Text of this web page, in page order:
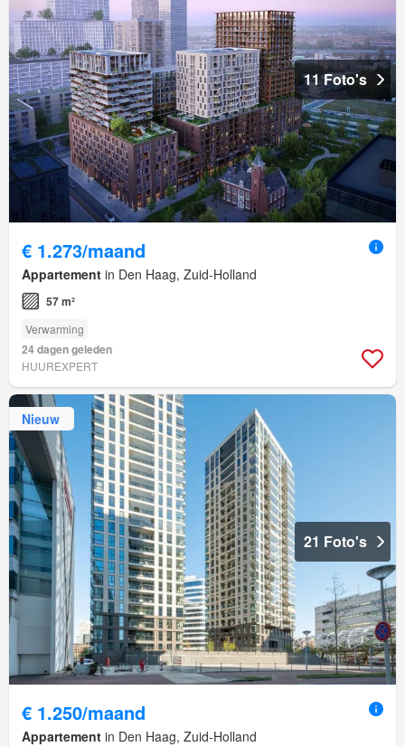
11 Foto's
€ 1.273/maand
Appartement in Den Haag, Zuid-Holland
57 m²
Verwarming
24 dagen geleden
HUUREXPERT
Nieuw
21 Foto's
€ 1.250/maand
Appartement in Den Haag, Zuid-Holland